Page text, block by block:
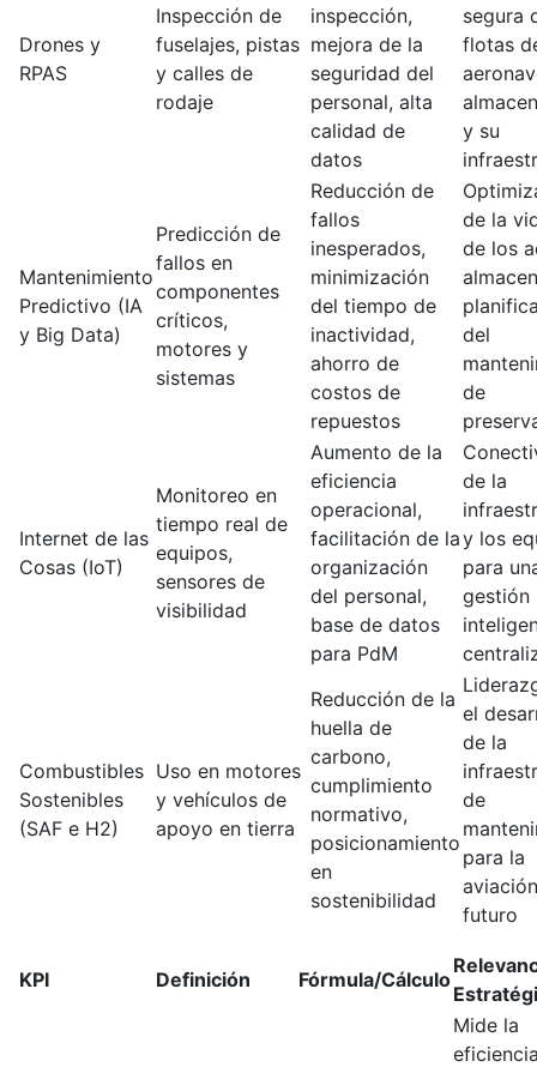
Drones y
RPAS
Inspección de
fuselajes, pistas
y calles de
rodaje
inspección,
mejora de la
seguridad del
personal, alta
calidad de
datos
segura
flotas
y su
Mantenimiento
Predictivo (IA
y Big Data)
Predicción de
fallos en
componentes
críticos,
motores y
sistemas
Reducción de
fallos
inesperados,
minimización
del tiempo de
inactividad,
ahorro de
costos de
repuestos
de la
de los
del
de
Internet de las
Cosas (IoT)
Monitoreo en
tiempo real de
equipos,
sensores de
visibilidad
Aumento de la
eficiencia
operacional,
facilitación de la
organización
del personal,
base de datos
para PdM
de la
y los
para
gestión
Combustibles
Sostenibles
(SAF e H2)
Uso en motores
y vehículos de
apoyo en tierra
Reducción de la
huella de
carbono,
cumplimiento
normativo,
posicionamiento
en
sostenibilidad
el
de la
de
para la
futuro
KPI Definición Fórmula/Cálculo
Mide la